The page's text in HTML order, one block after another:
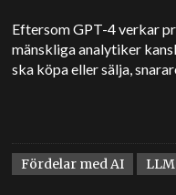
Eftersom GPT-4 verkar
mänskliga analytiker
ska köpa eller sälja,
Fördelar med AI